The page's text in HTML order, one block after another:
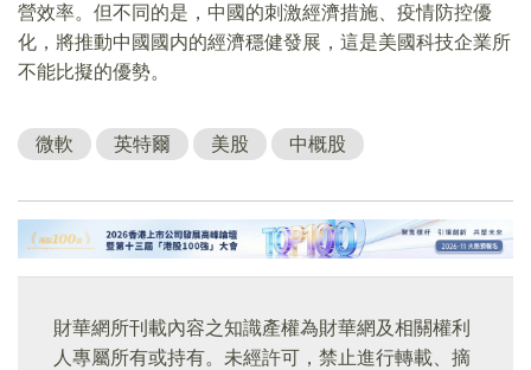
營效率。但不同的是，中國的刺激經濟措施、疫情防控優
化，將推動中國國内的經濟穩健發展，這是美國科技企業所
不能比擬的優勢。
微軟 英特爾 美股 中概股
財華網所刊載內容之知識產權為財華網及相關權利
人專屬所有或持有。未經許可，禁止進行轉載、摘